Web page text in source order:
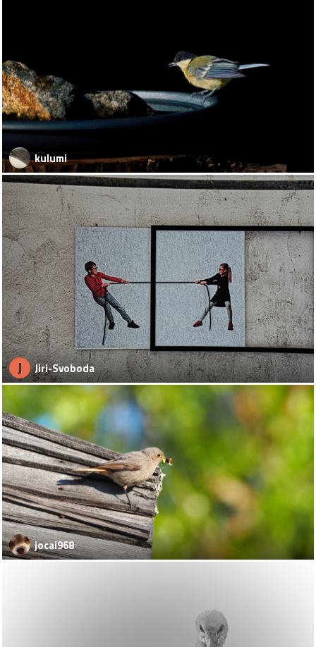
kulumi
J Jiri-Svoboda
jocai968